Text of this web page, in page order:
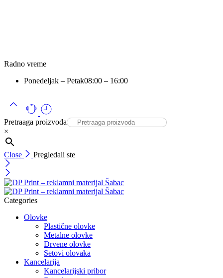
Radno vreme
Ponedeljak – Petak08:00 – 16:00
Pretraaga proizvoda
×
Close Pregledali ste
Categories
Olovke
Plastične olovke
Metalne olovke
Drvene olovke
Setovi olovaka
Kancelarija
Kancelarijski pribor